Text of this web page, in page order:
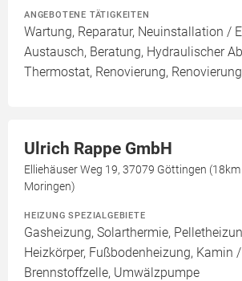
ANGEBOTENE TÄTIGKEITEN
Wartung, Reparatur, Neuinstallation /
Austausch, Beratung, Hydraulischer
Thermostat, Renovierung,
Ulrich Rappe GmbH
Elliehäuser Weg 19, 37079 Göttingen
Moringen)
HEIZUNG SPEZIALGEBIETE
Gasheizung, Solarthermie,
Heizkörper, Fußbodenheizung, Kamin
Brennstoffzelle, Umwälzpumpe